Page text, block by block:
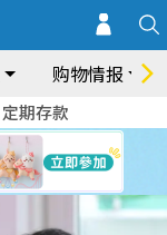
购物情报
定期存款